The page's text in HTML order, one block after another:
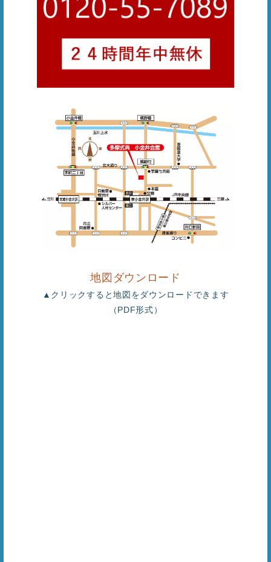
地図ダウンロード
▲クリックすると地図をダウンロードできます
（PDF形式）